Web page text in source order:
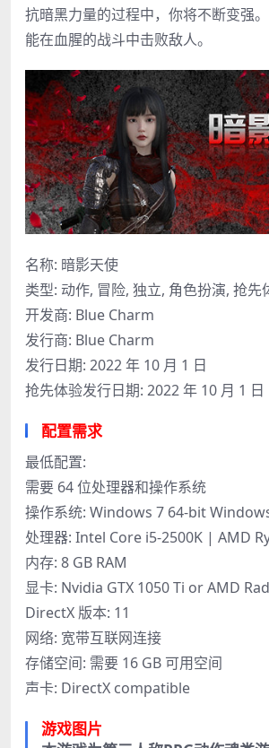
抗暗黑力量的过程中，你将不断变强
能在血腥的战斗中击败敌人。
名称: 暗影天使
类型: 动作, 冒险, 独立, 角色扮演, 抢先
开发商: Blue Charm
发行商: Blue Charm
发行日期: 2022 年 10 月 1 日
抢先体验发行日期: 2022 年 10 月 1 日
配置需求
最低配置:
需要 64 位处理器和操作系统
操作系统: Windows 7 64-bit
处理器: Intel Core i5-2500K | AMD
内存: 8 GB RAM
显卡: Nvidia GTX 1050 Ti or AMD
DirectX 版本: 11
网络: 宽带互联网连接
存储空间: 需要 16 GB 可用空间
声卡: DirectX compatible
游戏图片